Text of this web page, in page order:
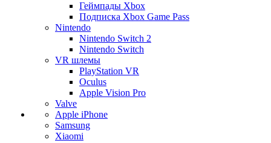
Геймпады Xbox
Подписка Xbox Game Pass
Nintendo
Nintendo Switch 2
Nintendo Switch
VR шлемы
PlayStation VR
Oculus
Apple Vision Pro
Valve
Apple iPhone
Samsung
Xiaomi